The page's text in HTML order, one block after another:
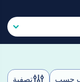
حسب تصفية